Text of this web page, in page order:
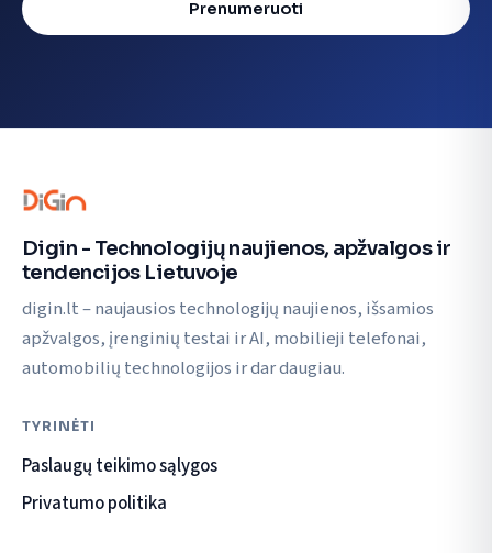
Prenumeruoti
Digin - Technologijų naujienos, apžvalgos ir
tendencijos Lietuvoje
digin.lt – naujausios technologijų naujienos, išsamios
apžvalgos, įrenginių testai ir AI, mobilieji telefonai,
automobilių technologijos ir dar daugiau.
TYRINĖTI
Paslaugų teikimo sąlygos
Privatumo politika